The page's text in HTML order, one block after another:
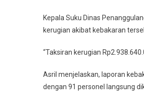
Kepala Suku Dinas
kerugian akibat kebakaran
“Taksiran kerugian
Asril menjelaskan, laporan
dengan 91 personel langsung